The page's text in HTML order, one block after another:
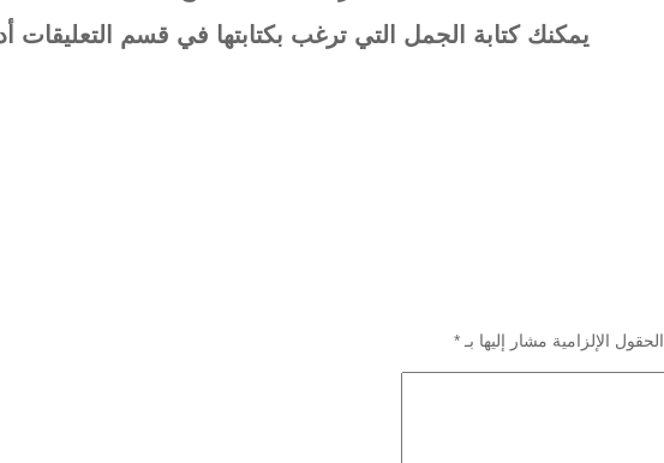
يمكنك كتابة الجمل التي ترغب بكتابتها في قسم التعليقات
الحقول الإلزامية مشار إليها بـ *